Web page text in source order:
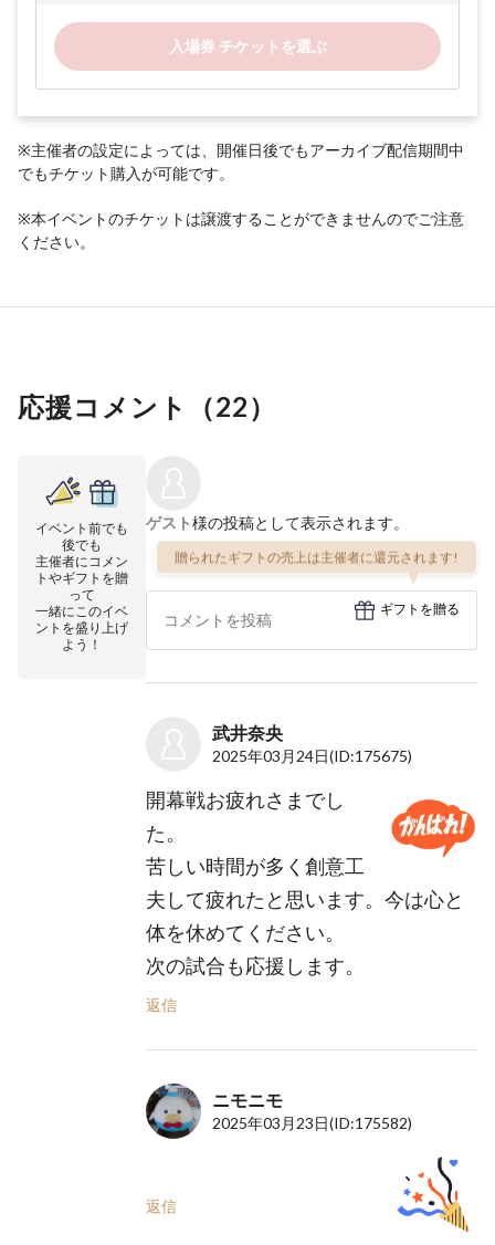
入場券 チケットを選ぶ
※主催者の設定によっては、開催日後でもアーカイブ配信期間中
でもチケット購入が可能です。
※本イベントのチケットは譲渡することができませんのでご注意
ください。
応援コメント（22）
イベント前でも
後でも
主催者にコメン
トやギフトを贈
って
一緒にこのイベ
ントを盛り上げ
よう！
ゲスト様の投稿として表示されます。
贈られたギフトの売上は主催者に還元されます!
ギフトを贈る
武井奈央
2025年03月24日(ID:175675)
開幕戦お疲れさまでし
た。
苦しい時間が多く創意工
夫して疲れたと思います。今は心と
体を休めてください。
次の試合も応援します。
返信
ニモニモ
2025年03月23日(ID:175582)
返信